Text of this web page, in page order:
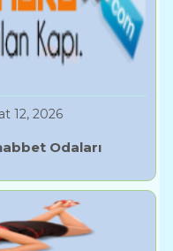
12, 2026
Odaları